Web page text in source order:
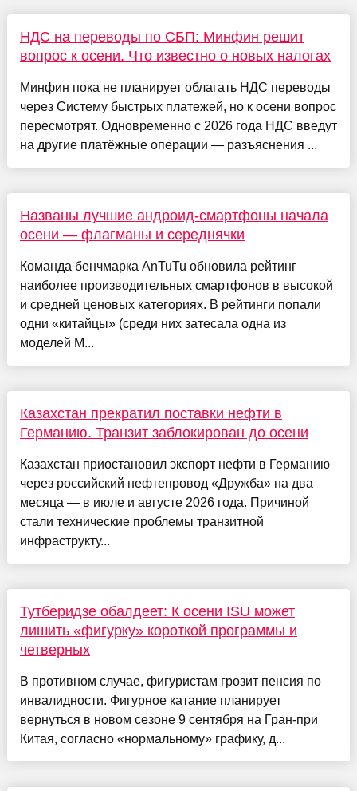
НДС на переводы по СБП: Минфин решит
вопрос к осени. Что известно о новых налогах
Минфин пока не планирует облагать НДС переводы
через Систему быстрых платежей, но к осени вопрос
пересмотрят. Одновременно с 2026 года НДС введут
на другие платёжные операции — разъяснения ...
Названы лучшие андроид-смартфоны начала
осени — флагманы и середнячки
Команда бенчмарка AnTuTu обновила рейтинг
наиболее производительных смартфонов в высокой
и средней ценовых категориях. В рейтинги попали
одни «китайцы» (среди них затесала одна из
моделей M...
Казахстан прекратил поставки нефти в
Германию. Транзит заблокирован до осени
Казахстан приостановил экспорт нефти в Германию
через российский нефтепровод «Дружба» на два
месяца — в июле и августе 2026 года. Причиной
стали технические проблемы транзитной
инфраструкту...
Тутберидзе обалдеет: К осени ISU может
лишить «фигурку» короткой программы и
четверных
В противном случае, фигуристам грозит пенсия по
инвалидности. Фигурное катание планирует
вернуться в новом сезоне 9 сентября на Гран-при
Китая, согласно «нормальному» графику, д...